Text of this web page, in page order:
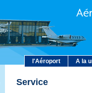
l'Aéroport A la
Service